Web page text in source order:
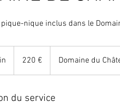
nique inclus dans le
h
0
220 € Domaine du
du service